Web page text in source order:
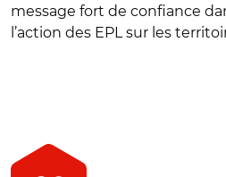
message fort de confiance
l’action des EPL sur les